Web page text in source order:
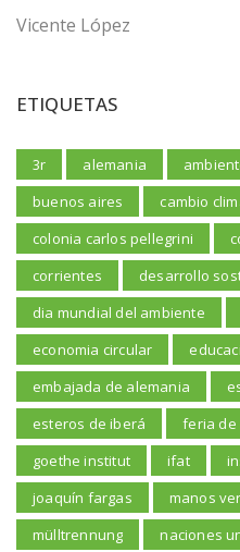
Vicente López
ETIQUETAS
3r alemania
buenos aires
cambio
colonia carlos pellegrini
corrientes
desarrollo
dia mundial del ambiente
economia circular
embajada de alemania
esteros de iberá
feria de
goethe institut
ifat
joaquín fargas
manos
mülltrennung
naciones